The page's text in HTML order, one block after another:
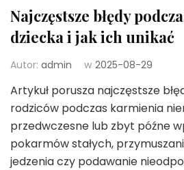
Najczęstsze błędy
dziecka i jak ich unikać
Autor: admin w 2025-08-29
Artykuł porusza najczęstsze
rodziców podczas karmienia
przedwczesne lub zbyt późne
pokarmów stałych,
jedzenia czy podawanie